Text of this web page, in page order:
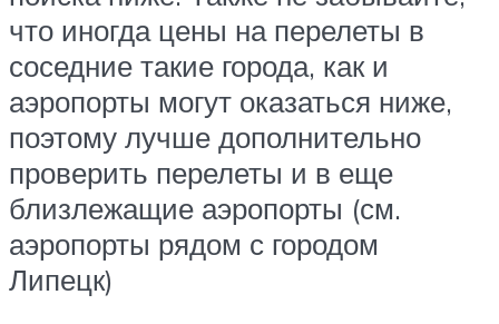
что иногда цены на перелеты в
соседние такие города, как и
аэропорты могут оказаться ниже,
поэтому лучше дополнительно
проверить перелеты и в еще
близлежащие аэропорты (см.
аэропорты рядом с городом
Липецк)